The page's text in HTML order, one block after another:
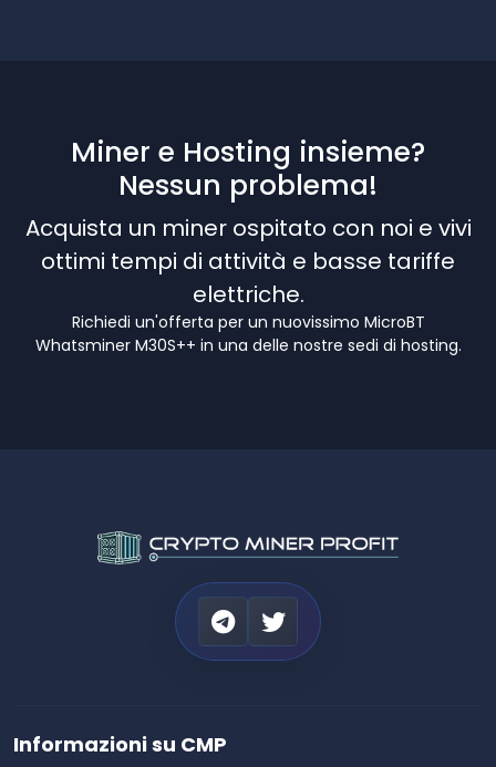
Miner e Hosting insieme?
Nessun problema!
Acquista un miner ospitato con noi e vivi
ottimi tempi di attività e basse tariffe
elettriche.
Richiedi un'offerta per un nuovissimo MicroBT
Whatsminer M30S++ in una delle nostre sedi di hosting.
Informazioni su CMP